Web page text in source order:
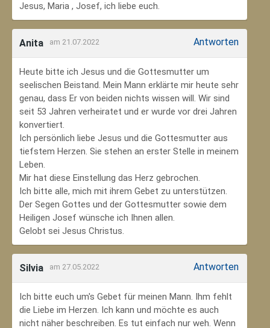
Jesus, Maria , Josef, ich liebe euch.
Anita am 21.07.2022 Antworten
Heute bitte ich Jesus und die Gottesmutter um
seelischen Beistand. Mein Mann erklärte mir heute sehr
genau, dass Er von beiden nichts wissen will. Wir sind
seit 53 Jahren verheiratet und er wurde vor drei Jahren
konvertiert.
Ich persönlich liebe Jesus und die Gottesmutter aus
tiefstem Herzen. Sie stehen an erster Stelle in meinem
Leben.
Mir hat diese Einstellung das Herz gebrochen.
Ich bitte alle, mich mit ihrem Gebet zu unterstützen.
Der Segen Gottes und der Gottesmutter sowie dem
Heiligen Josef wünsche ich Ihnen allen.
Gelobt sei Jesus Christus.
Silvia am 27.05.2022 Antworten
Ich bitte euch um's Gebet für meinen Mann. Ihm fehlt
die Liebe im Herzen. Ich kann und möchte es auch
nicht näher beschreiben. Es tut einfach nur weh. Wenn